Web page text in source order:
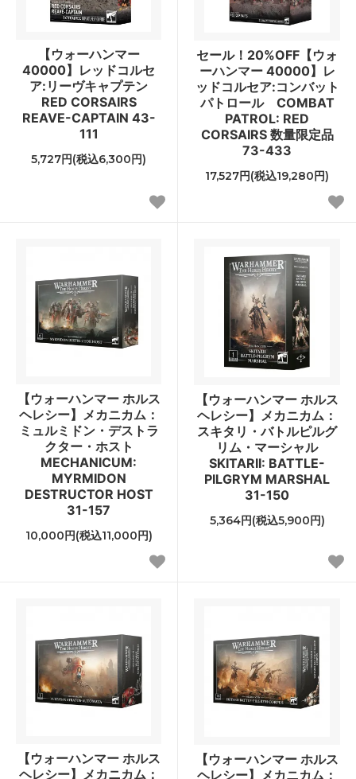
【ウォーハンマー
40000】レッドコルセ
ア:リーヴキャプテン
RED CORSAIRS
REAVE-CAPTAIN 43-
111
5,727円(税込6,300円)
セール！20%OFF【ウォ
ーハンマー 40000】レ
ッドコルセア:コンバット
パトロール COMBAT
PATROL: RED
CORSAIRS 数量限定品
73-433
17,527円(税込19,280円)
【ウォーハンマー ホルス
ヘレシー】メカニカム：
ミュルミドン・デストラ
クター・ホスト
MECHANICUM:
MYRMIDON
DESTRUCTOR HOST
31-157
10,000円(税込11,000円)
【ウォーハンマー ホルス
ヘレシー】メカニカム：
スキタリ・バトルピルグ
リム・マーシャル
SKITARII: BATTLE-
PILGRYM MARSHAL
31-150
5,364円(税込5,900円)
【ウォーハンマー ホルス
ヘレシー】メカニカム：
【ウォーハンマー ホルス
ヘレシー】メカニカム：